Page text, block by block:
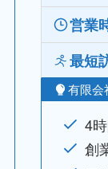
営業
最短
有限会
4
創